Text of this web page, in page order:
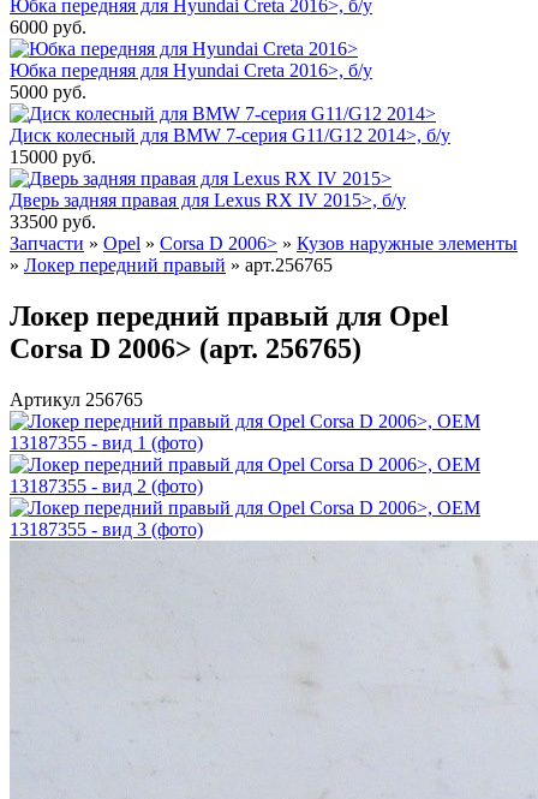
Юбка передняя для Hyundai Creta 2016>, б/у
6000 руб.
Юбка передняя для Hyundai Creta 2016>, б/у
5000 руб.
Диск колесный для BMW 7-серия G11/G12 2014>, б/у
15000 руб.
Дверь задняя правая для Lexus RX IV 2015>, б/у
33500 руб.
Запчасти » Opel » Corsa D 2006> » Кузов наружные элементы
» Локер передний правый » арт.256765
Локер передний правый для Opel
Corsa D 2006> (арт. 256765)
Артикул 256765